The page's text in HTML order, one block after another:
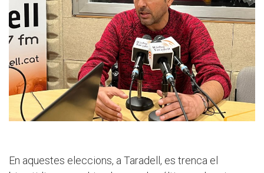
En aquestes eleccions, a Taradell, es trenca el